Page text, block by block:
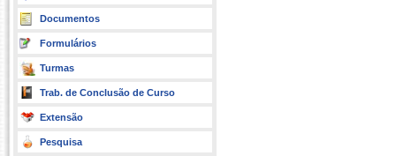
Documentos
Formulários
Turmas
Trab. de Conclusão de Curso
Extensão
Pesquisa